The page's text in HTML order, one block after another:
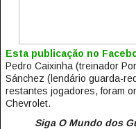
Esta publicação no
Pedro Caixinha (treinador
Sánchez (lendário guarda-
restantes jogadores, foram
Chevrolet.
Siga O Mundo dos